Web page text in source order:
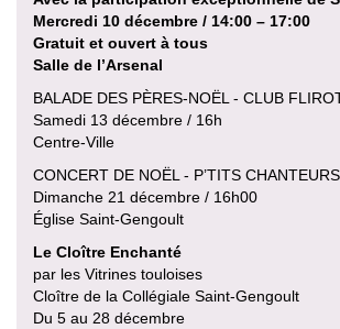
Mercredi 10 décembre / 14:00 – 17:00
Gratuit et ouvert à tous
Salle de l’Arsenal
BALADE DES PÈRES-NOËL - CLUB
Samedi 13 décembre / 16h
Centre-Ville
CONCERT DE NOËL - P’TITS
Dimanche 21 décembre / 16h00
Église Saint-Gengoult
Le Cloître Enchanté
par les Vitrines touloises
Cloître de la Collégiale Saint-Gengoult
Du 5 au 28 décembre